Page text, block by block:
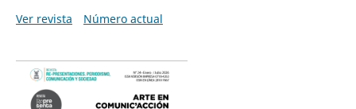
Ver revista
Número actual